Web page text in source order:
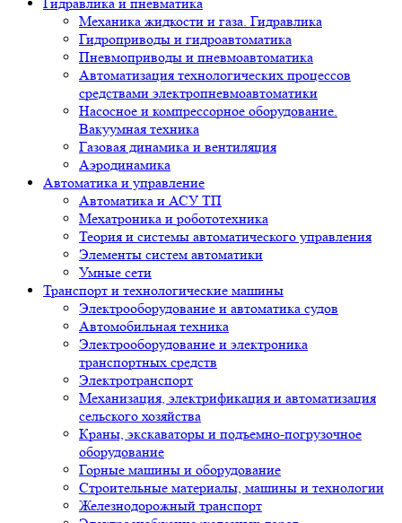
Механика жидкости и газа. Гидравлика
Гидроприводы и гидроавтоматика
Пневмоприводы и пневмоавтоматика
Автоматизация технологических процессов
средствами электропневмоавтоматики
Насосное и компрессорное оборудование.
Вакуумная техника
Газовая динамика и вентиляция
Аэродинамика
Автоматика и управление
Автоматика и АСУ ТП
Мехатроника и робототехника
Теория и системы автоматического управления
Элементы систем автоматики
Умные сети
Транспорт и технологические машины
Электрооборудование и автоматика судов
Автомобильная техника
Электрооборудование и электроника
транспортных средств
Электротранспорт
Механизация, электрификация и автоматизация
сельского хозяйства
Краны, экскаваторы и подъемно-погрузочное
оборудование
Горные машины и оборудование
Строительные материалы, машины и технологии
Железнодорожный транспорт